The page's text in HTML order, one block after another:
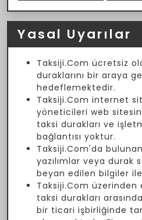
Yasal Uyarılar
Taksiji.Com ücretsiz
duraklarını bir araya
hedeflemektedir.
Taksiji.Com internet
yöneticileri web
taksi durakları ve
bağlantısı yoktur.
Taksiji.Com'da
yazılımlar veya durak
beyan edilen bilgiler
Taksiji.Com
taksi durakları
bir ticari işbirliğinde